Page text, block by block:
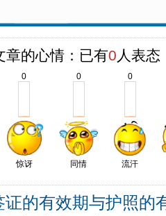
章的心情：已有0 人表态
0
惊讶
0
同情
0
流汗
证的有效期与护照的